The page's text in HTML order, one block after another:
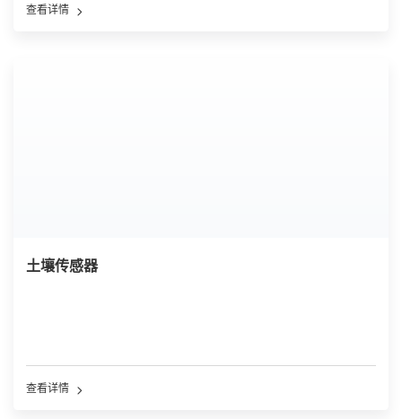
查看详情
土壤传感器
查看详情